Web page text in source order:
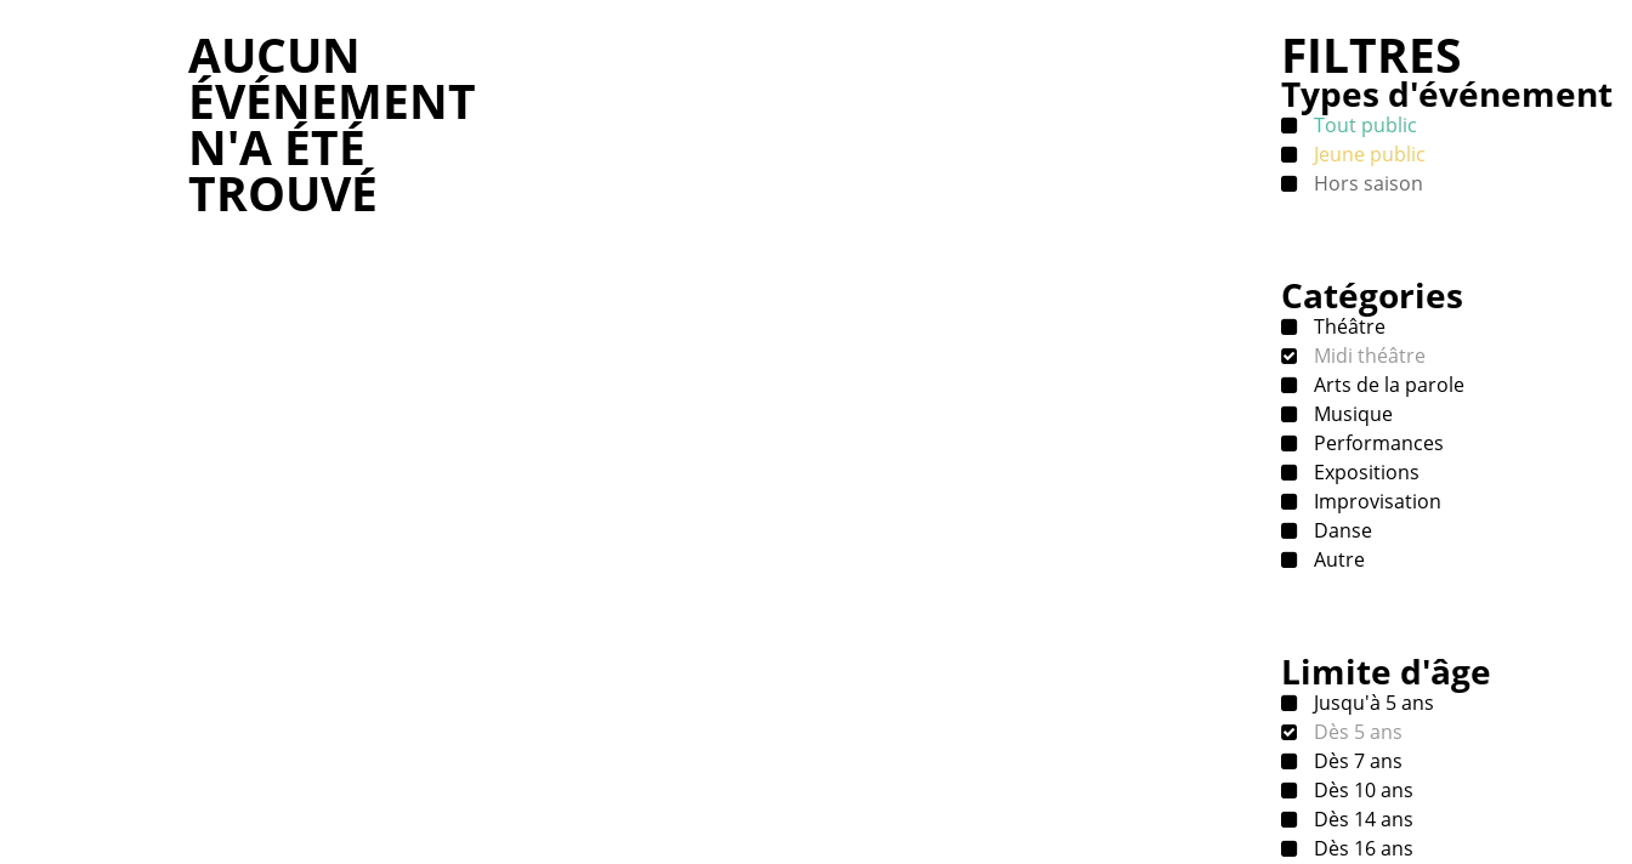
AUCUN
ÉVÉNEMENT
N'A ÉTÉ
TROUVÉ
FILTRES
Types d'événement
Tout public
Jeune public
Hors saison
Catégories
Théâtre
Midi théâtre
Arts de la parole
Musique
Performances
Expositions
Improvisation
Danse
Autre
Limite d'âge
Jusqu'à 5 ans
Dès 5 ans
Dès 7 ans
Dès 10 ans
Dès 14 ans
Dès 16 ans